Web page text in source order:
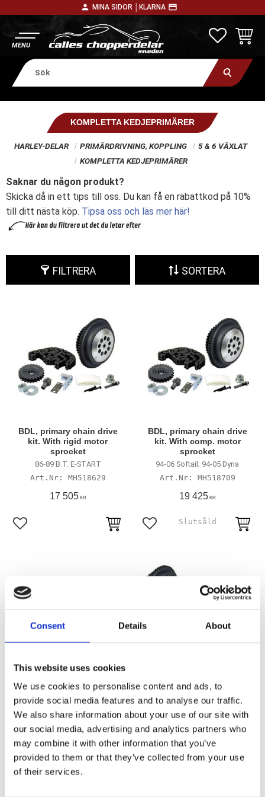
Consent Details About
This website uses cookies
We use cookies to personalise content and ads, to
provide social media features and to analyse our traffic.
We also share information about your use of our site with
our social media, advertising and analytics partners who
may combine it with other information that you’ve
provided to them or that they’ve collected from your use
of their services.
person MINA SIDOR │ KLARNA payment
KOMPLETTA KEDJEPRIMÄRER
HARLEY-DELAR PRIMÄRDRIVNING, KOPPLING
5 & 6 VÄXLAT
KOMPLETTA KEDJEPRIMÄRER
Saknar du någon produkt?
Skicka då in ett tips till oss. Du kan få en rabattkod på 10%
till ditt nästa köp. Tipsa oss och läs mer här!
FILTRERA SORTERA
BDL, primary chain drive
kit. With rigid motor
sprocket
86-89 B.T. E-START
MH518629
17 505KR
Lägg till i favoriter
BDL, primary chain drive
kit. With comp. motor
sprocket
94-06 Softail; 94-05 Dyna
MH518709
19 425KR
Lägg till i favoriter
kit. With rigid motor
sprocket
94-06 Softail; 94-05 Dyna
MH518631
18 385KR